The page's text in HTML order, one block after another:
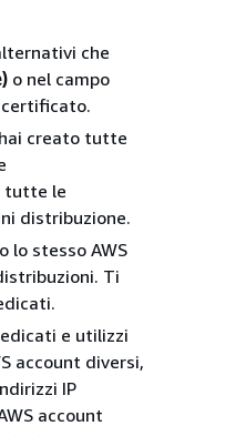
che
o nel campo
creato tutte
tutte le
distribuzione.
lo stesso AWS
Ti
e utilizzi
account diversi,
IP
account